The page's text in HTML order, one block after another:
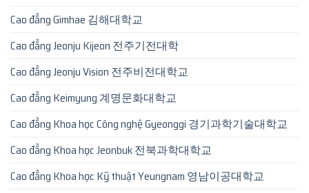
Cao đẳng Gimhae 김해대학교
Cao đẳng Jeonju Kijeon 전주기전대학
Cao đẳng Jeonju Vision 전주비전대학교
Cao đẳng Keimyung 계명문화대학교
Cao đẳng Khoa học Công nghệ Gyeonggi 경기과학기술대학교
Cao đẳng Khoa học Jeonbuk 전북과학대학교
Cao đẳng Khoa học Kỹ thuật Yeungnam 영남이공대학교